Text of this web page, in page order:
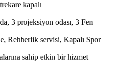
kapalı
3 projeksiyon odası, 3 Fen
Rehberlik servisi, Kapalı Spor
sahip etkin bir hizmet